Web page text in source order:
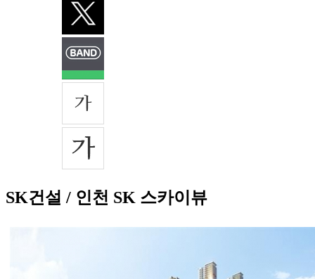
SK건설 / 인천 SK 스카이뷰